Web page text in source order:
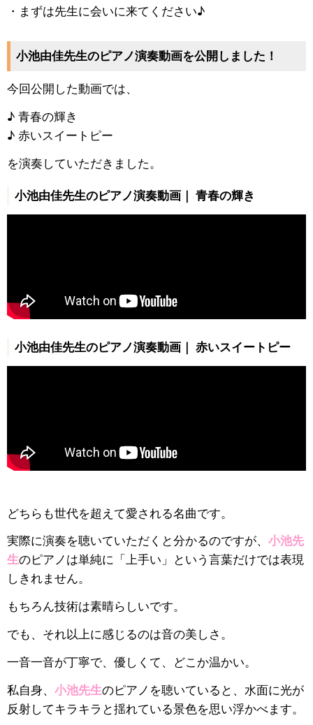
・まずは先生に会いに来てください♪
小池由佳先生のピアノ演奏動画を公開しました！
今回公開した動画では、
♪ 青春の輝き
♪ 赤いスイートピー
を演奏していただきました。
小池由佳先生のピアノ演奏動画｜ 青春の輝き
小池由佳先生のピアノ演奏動画｜ 赤いスイートピー
どちらも世代を超えて愛される名曲です。
実際に演奏を聴いていただくと分かるのですが、 小池先
生のピアノは単純に「上手い」という言葉だけでは表現
しきれません。
もちろん技術は素晴らしいです。
でも、それ以上に感じるのは音の美しさ。
一音一音が丁寧で、優しくて、どこか温かい。
私自身、 小池先生のピアノを聴いていると、水面に光が
反射してキラキラと揺れている景色を思い浮かべます。